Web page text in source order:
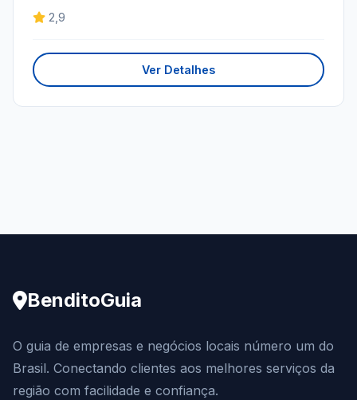
2,9
Ver Detalhes
BenditoGuia
O guia de empresas e negócios locais número um do
Brasil. Conectando clientes aos melhores serviços da
região com facilidade e confiança.